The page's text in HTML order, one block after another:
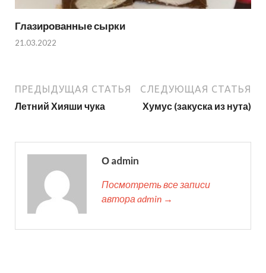
Глазированные сырки
21.03.2022
ПРЕДЫДУЩАЯ СТАТЬЯ
Летний Хияши чука
СЛЕДУЮЩАЯ СТАТЬЯ
Хумус (закуска из нута)
О admin
Посмотреть все записи
автора admin →